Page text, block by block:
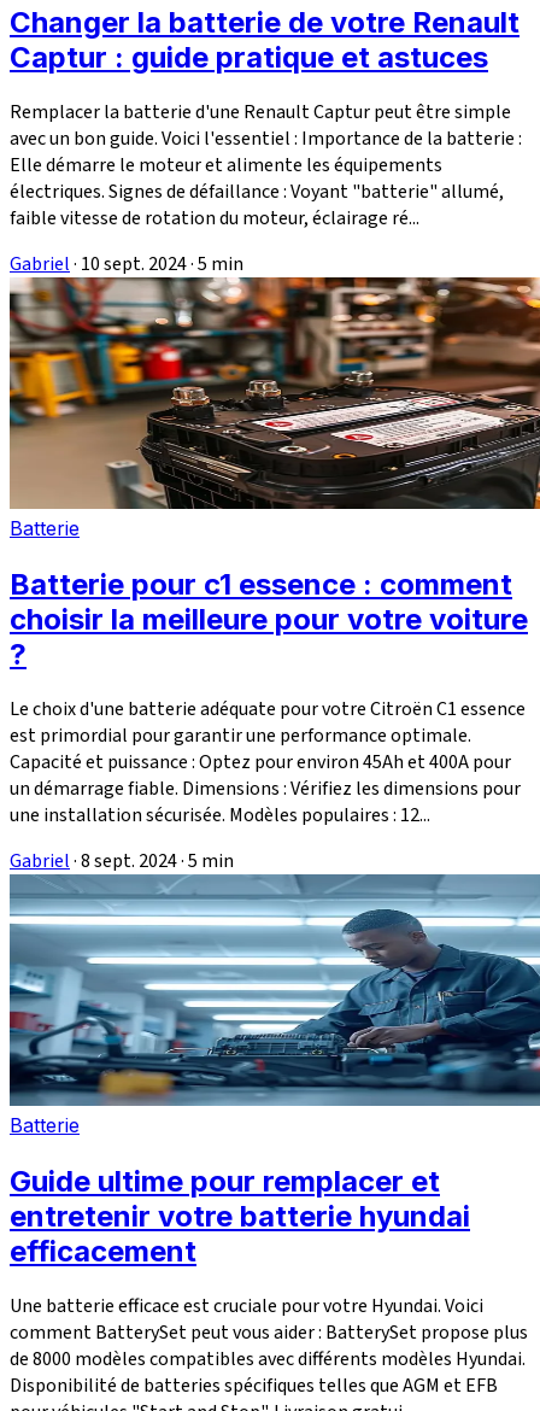
Changer la batterie de votre Renault
Captur : guide pratique et astuces
Remplacer la batterie d'une Renault Captur peut être simple
avec un bon guide. Voici l'essentiel : Importance de la batterie :
Elle démarre le moteur et alimente les équipements
électriques. Signes de défaillance : Voyant "batterie" allumé,
faible vitesse de rotation du moteur, éclairage ré...
Gabriel· 10 sept. 2024·5 min
Batterie
Batterie pour c1 essence : comment
choisir la meilleure pour votre voiture
?
Le choix d'une batterie adéquate pour votre Citroën C1 essence
est primordial pour garantir une performance optimale.
Capacité et puissance : Optez pour environ 45Ah et 400A pour
un démarrage fiable. Dimensions : Vérifiez les dimensions pour
une installation sécurisée. Modèles populaires : 12...
Gabriel·8 sept. 2024·5 min
Batterie
Guide ultime pour remplacer et
entretenir votre batterie hyundai
efficacement
Une batterie efficace est cruciale pour votre Hyundai. Voici
comment BatterySet peut vous aider : BatterySet propose plus
de 8000 modèles compatibles avec différents modèles Hyundai.
Disponibilité de batteries spécifiques telles que AGM et EFB